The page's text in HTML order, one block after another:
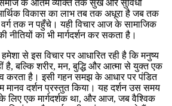
के अंतिम व्यक्ति तक सुख और सुविधा
विकास का लाभ तब तक अधूरा है जब तक
तक न पहुँचे। यही विचार आज के सामाजिक
नीतियों का भी मार्गदर्शन कर सकता है।
से इस विचार पर आधारित रही है कि मनुष्य
बल्कि शरीर, मन, बुद्धि और आत्मा से युक्त एक
करता है। इसी गहन समझ के आधार पर पंडित
मानव दर्शन प्रस्तुत किया। यह दर्शन उस समय
के लिए एक मार्गदर्शक था, और आज, जब वैश्विक